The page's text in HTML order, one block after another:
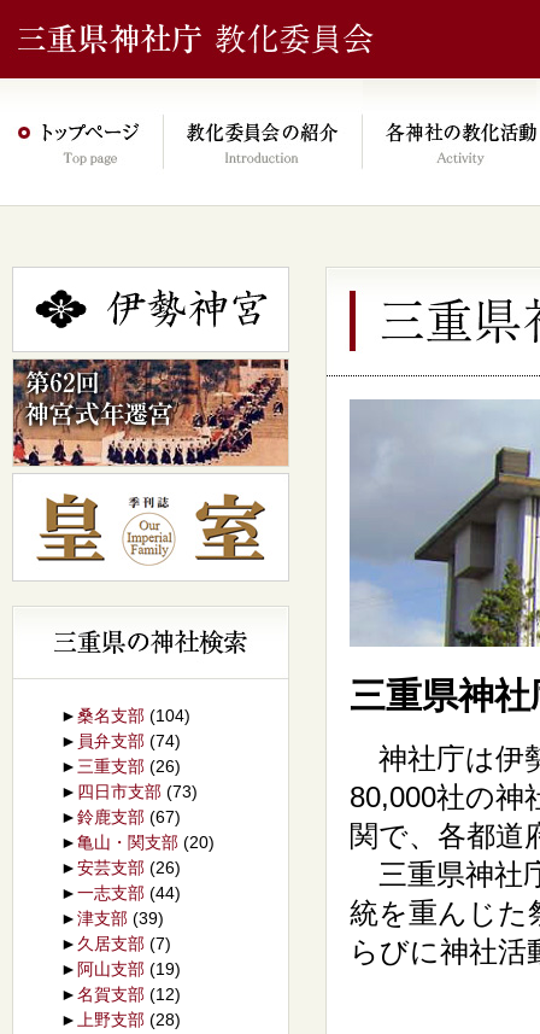
三重県神
神社庁は伊
80,000社の神
関で、各都道
三重県神社
統を重んじた
らびに神社
►桑名支部 (104)
► 員弁支部 (74)
► 三重支部 (26)
► 四日市支部 (73)
►鈴鹿支部 (67)
►亀山・関支部 (20)
►安芸支部 (26)
►一志支部 (44)
►津支部 (39)
► 久居支部 (7)
► 阿山支部 (19)
►名賀支部 (12)
►
上野支部 (28)